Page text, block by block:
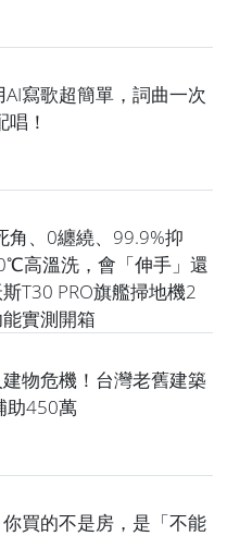
寫歌超簡單，詞曲一次
！
角、0纏繞、99.9%抑
高溫洗，會「伸手」還
T30 PRO旗艦掃地機2
實測開箱
建物危機！台灣老舊建築
助450萬
買的不是房，是「不能